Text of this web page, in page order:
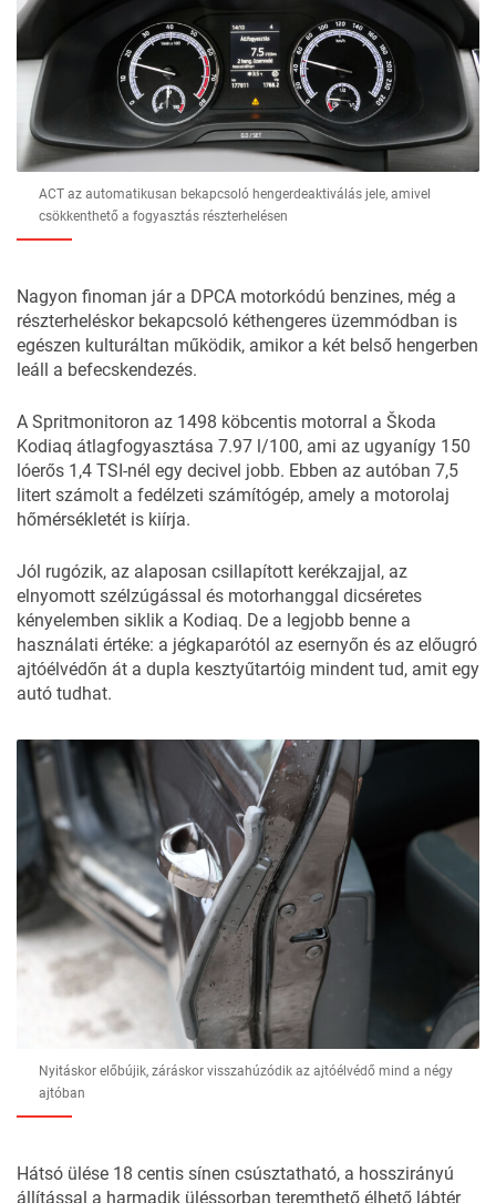
ACT az automatikusan bekapcsoló hengerdeaktiválás jele, amivel
csökkenthető a fogyasztás részterhelésen
Nagyon finoman jár a DPCA motorkódú benzines, még a
részterheléskor bekapcsoló kéthengeres üzemmódban is
egészen kulturáltan működik, amikor a két belső hengerben
leáll a befecskendezés.
A Spritmonitoron az 1498 köbcentis motorral a Škoda
Kodiaq átlagfogyasztása 7.97 l/100, ami az ugyanígy 150
lóerős 1,4 TSI-nél egy decivel jobb. Ebben az autóban 7,5
litert számolt a fedélzeti számítógép, amely a motorolaj
hőmérsékletét is kiírja.
Jól rugózik, az alaposan csillapított kerékzajjal, az
elnyomott szélzúgással és motorhanggal dicséretes
kényelemben siklik a Kodiaq. De a legjobb benne a
használati értéke: a jégkaparótól az esernyőn és az előugró
ajtóélvédőn át a dupla kesztyűtartóig mindent tud, amit egy
autó tudhat.
Nyitáskor előbújik, záráskor visszahúzódik az ajtóélvédő mind a négy
ajtóban
Hátsó ülése 18 centis sínen csúsztatható, a hosszirányú
állítással a harmadik üléssorban teremthető élhető lábtér